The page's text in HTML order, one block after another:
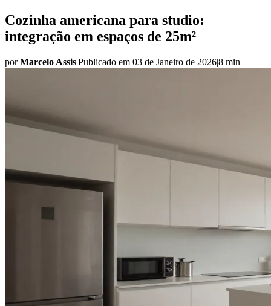
Cozinha americana para studio:
integração em espaços de 25m²
porMarcelo Assis|Publicado em 03 de Janeiro de 2026|8 min